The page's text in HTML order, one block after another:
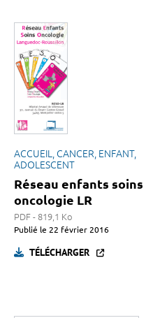
ACCUEIL, CANCER, ENFANT,
ADOLESCENT
Réseau enfants soins
oncologie LR
PDF - 819,1 Ko
Publié le 22 février 2016
TÉLÉCHARGER